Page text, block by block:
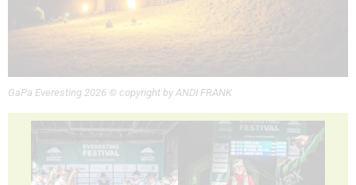
GaPa Everesting 2026 © copyright by ANDI FRANK